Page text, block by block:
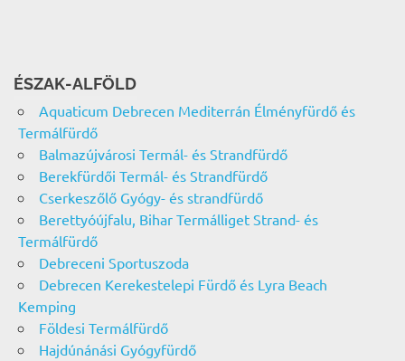
ÉSZAK-ALFÖLD
Aquaticum Debrecen Mediterrán Élményfürdő és
Termálfürdő
Balmazújvárosi Termál- és Strandfürdő
Berekfürdői Termál- és Strandfürdő
Cserkeszőlő Gyógy- és strandfürdő
Berettyóújfalu, Bihar Termálliget Strand- és
Termálfürdő
Debreceni Sportuszoda
Debrecen Kerekestelepi Fürdő és Lyra Beach
Kemping
Földesi Termálfürdő
Hajdúnánási Gyógyfürdő